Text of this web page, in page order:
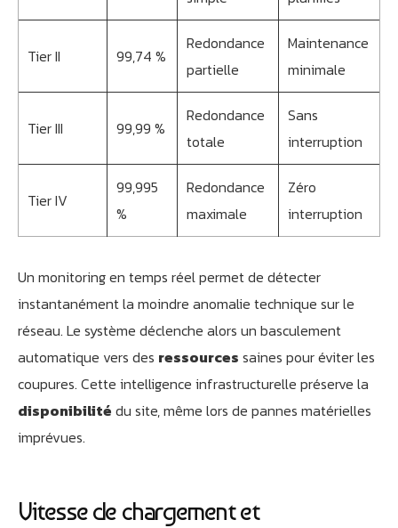
Tier II 99,74 %
Redondance
partielle
Maintenance
minimale
Tier III 99,99 %
Redondance
totale
Sans
interruption
Tier IV
99,995
%
Redondance
maximale
Zéro
interruption
Un monitoring en temps réel permet de détecter
instantanément la moindre anomalie technique sur le
réseau. Le système déclenche alors un basculement
automatique vers des ressources saines pour éviter les
coupures. Cette intelligence infrastructurelle préserve la
disponibilité du site, même lors de pannes matérielles
imprévues.
Vitesse de chargement et